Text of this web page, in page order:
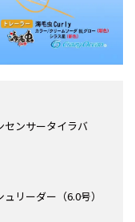
ンサータイラバ
リーダー（6.0号）